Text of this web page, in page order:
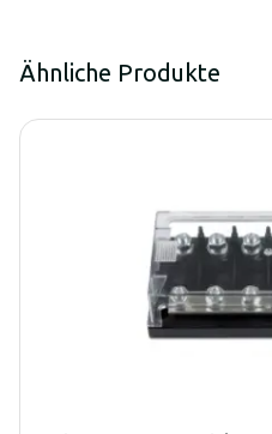
Ähnliche Produkte